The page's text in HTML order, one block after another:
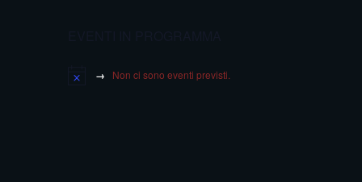
Non ci sono eventi previsti.